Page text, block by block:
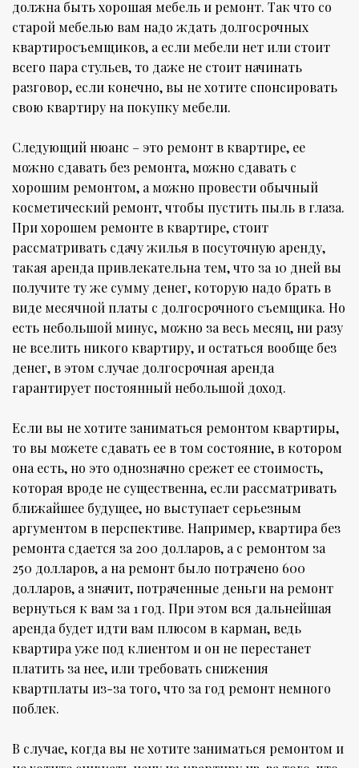
должна быть хорошая мебель и ремонт. Так что со
старой мебелью вам надо ждать долгосрочных
квартиросъемщиков, а если мебели нет или стоит
всего пара стульев, то даже не стоит начинать
разговор, если конечно, вы не хотите спонсировать
свою квартиру на покупку мебели.
Следующий нюанс – это ремонт в квартире, ее
можно сдавать без ремонта, можно сдавать с
хорошим ремонтом, а можно провести обычный
косметический ремонт, чтобы пустить пыль в глаза.
При хорошем ремонте в квартире, стоит
рассматривать сдачу жилья в посуточную аренду,
такая аренда привлекательна тем, что за 10 дней вы
получите ту же сумму денег, которую надо брать в
виде месячной платы с долгосрочного съемщика. Но
есть небольшой минус, можно за весь месяц, ни разу
не вселить никого квартиру, и остаться вообще без
денег, в этом случае долгосрочная аренда
гарантирует постоянный небольшой доход.
Если вы не хотите заниматься ремонтом квартиры,
то вы можете сдавать ее в том состояние, в котором
она есть, но это однозначно срежет ее стоимость,
которая вроде не существенна, если рассматривать
ближайшее будущее, но выступает серьезным
аргументом в перспективе. Например, квартира без
ремонта сдается за 200 долларов, а с ремонтом за
250 долларов, а на ремонт было потрачено 600
долларов, а значит, потраченные деньги на ремонт
вернуться к вам за 1 год. При этом вся дальнейшая
аренда будет идти вам плюсом в карман, ведь
квартира уже под клиентом и он не перестанет
платить за нее, или требовать снижения
квартплаты из-за того, что за год ремонт немного
поблек.
В случае, когда вы не хотите заниматься ремонтом и